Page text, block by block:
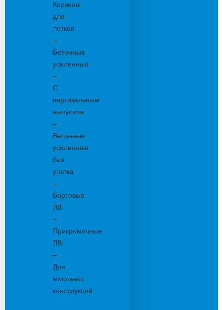
Корзины
для
лотков
–
Бетонные
усиленные
–
С
вертикальным
выпуском
–
Бетонные
усиленные
без
уголка
–
Бортовые
ЛВ
–
Прикромочные
ЛВ
–
Для
мостовых
конструкций